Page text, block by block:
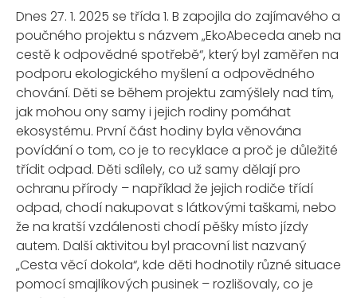
Dnes 27. 1. 2025 se třída 1. B zapojila do zajímavého a
poučného projektu s názvem „EkoAbeceda aneb na
cestě k odpovědné spotřebě“, který byl zaměřen na
podporu ekologického myšlení a odpovědného
chování. Děti se během projektu zamýšlely nad tím,
jak mohou ony samy i jejich rodiny pomáhat
ekosystému. První část hodiny byla věnována
povídání o tom, co je to recyklace a proč je důležité
třídit odpad. Děti sdílely, co už samy dělají pro
ochranu přírody – například že jejich rodiče třídí
odpad, chodí nakupovat s látkovými taškami, nebo
že na kratší vzdálenosti chodí pěšky místo jízdy
autem. Další aktivitou byl pracovní list nazvaný
„Cesta věcí dokola“, kde děti hodnotily různé situace
pomocí smajlíkových pusinek – rozlišovaly, co je